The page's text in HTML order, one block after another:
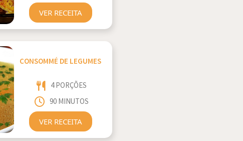
VER RECEITA
CONSOMMÉ DE LEGUMES
4 PORÇÕES
90 MINUTOS
VER RECEITA